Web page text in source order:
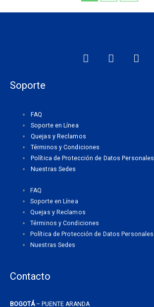
F
a
I
n
W
h
Soporte
FAQ
Soporte en Línea
Quejas y Reclamos
Términos y Condiciones
Política de Protección de Datos Personales
Nuestras Sedes
FAQ
Soporte en Línea
Quejas y Reclamos
Términos y Condiciones
Política de Protección de Datos Personales
Nuestras Sedes
Contacto
BOGOTÁ– PUENTE ARANDA